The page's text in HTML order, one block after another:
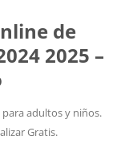
de
2025 –
adultos y niños.
Gratis.